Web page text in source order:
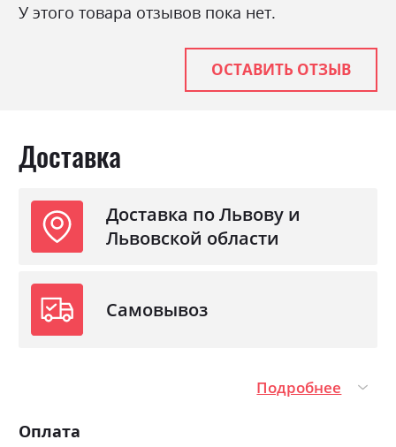
С подставкой под матрас
У этого товара отзывов пока нет.
ОСТАВИТЬ ОТЗЫВ
Доставка
Доставка по Львову и
Львовской области
Самовывоз
Подробнее
Оплата